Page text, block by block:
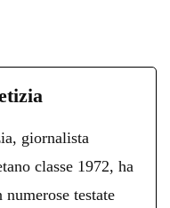
giornalista
classe 1972, ha
testate